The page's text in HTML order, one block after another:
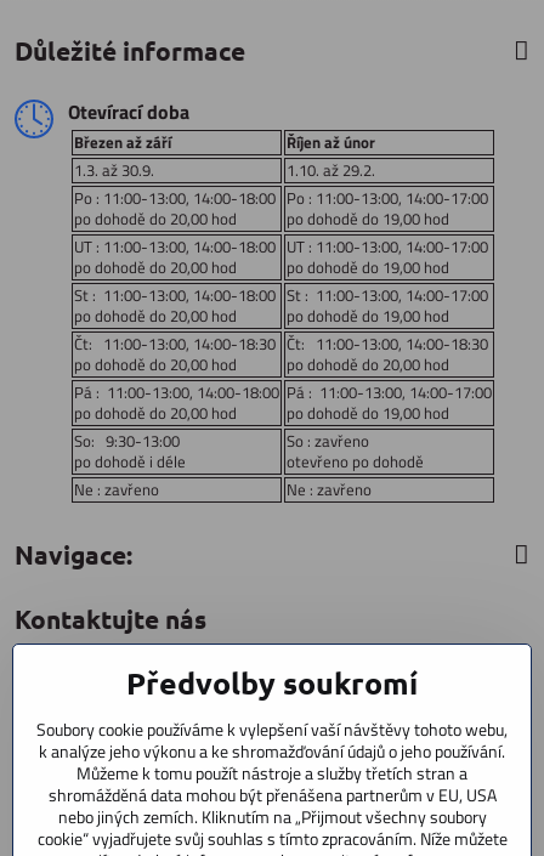
Důležité informace
Otevírací doba
Březen až září
Říjen až únor
1.3. až 30.9.
1.10. až 29.2.
Po : 11:00-13:00, 14:00-18:00
po dohodě do 20,00 hod
Po : 11:00-13:00, 14:00-17:00
po dohodě do 19,00 hod
UT : 11:00-13:00, 14:00-18:00
po dohodě do 20,00 hod
UT : 11:00-13:00, 14:00-17:00
po dohodě do 19,00 hod
St : 11:00-13:00, 14:00-18:00
po dohodě do 20,00 hod
St : 11:00-13:00, 14:00-17:00
po dohodě do 19,00 hod
Čt: 11:00-13:00, 14:00-18:30
po dohodě do 20,00 hod
Čt: 11:00-13:00, 14:00-18:30
po dohodě do 20,00 hod
Pá : 11:00-13:00, 14:00-18:00
po dohodě do 20,00 hod
Pá : 11:00-13:00, 14:00-17:00
po dohodě do 19,00 hod
So: 9:30-13:00
po dohodě i déle
So : zavřeno
otevřeno po dohodě
Ne : zavřeno
Ne : zavřeno
Navigace:
Kontaktujte nás
CYCLESTAR s​.r​.o​.
Praha 5 Radotín
153 00
+420 602 856 404
+420 723 603 807
Předvolby soukromí
Soubory cookie používáme k vylepšení vaší návštěvy tohoto webu,
k analýze jeho výkonu a ke shromažďování údajů o jeho používání.
Můžeme k tomu použít nástroje a služby třetích stran a
shromážděná data mohou být přenášena partnerům v EU, USA
nebo jiných zemích. Kliknutím na „Přijmout všechny soubory
cookie“ vyjadřujete svůj souhlas s tímto zpracováním. Níže můžete